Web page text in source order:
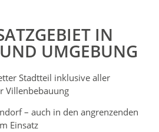
IN
UMGEBUNG
Stadtteil inklusive aller
Villenbebauung
– auch in den angrenzenden
Einsatz